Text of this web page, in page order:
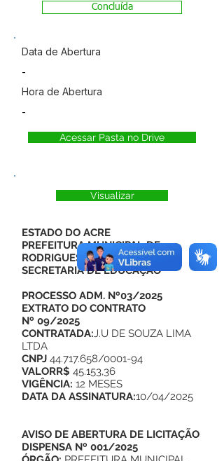
Concluída
Data de Abertura
-
Hora de Abertura
-
Acessar Pasta no Drive
Visualizar
ESTADO DO ACRE
PREFEITURA MUNICIPAL DE
RODRIGUES ALVES
SECRETARIA DE EDUCAÇÃO
PROCESSO ADM. Nº03/2025
EXTRATO DO CONTRATO
Nº 09/2025
CONTRATADA:J.U DE SOUZA LIMA
LTDA
CNPJ 44.717.658/0001-94
VALORR$ 45.153,36
VIGÊNCIA: 12 MESES
DATA DA ASSINATURA:10/04/2025
AVISO DE ABERTURA DE LICITAÇÃO
DISPENSA Nº 001/2025